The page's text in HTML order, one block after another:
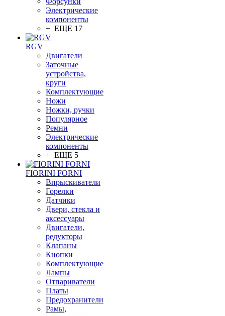
Электрические
компоненты
+ ЕЩЕ 17
RGV
Двигатели
Заточные
устройства,
круги
Комплектующие
Ножи
Ножки, ручки
Популярное
Ремни
Электрические
компоненты
+ ЕЩЕ 5
FIORINI FORNI
Впрыскиватели
Горелки
Датчики
Двери, стекла и
аксессуары
Двигатели,
редукторы
Клапаны
Кнопки
Комплектующие
Лампы
Отпариватели
Платы
Предохранители
Рамы,